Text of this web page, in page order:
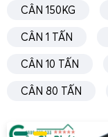
Đặt quả cân
đúng 5kg,
Thực hiện hiệu
(calibration
trên màn
kết quả chính
CÂN 150KG
CÂN 1 TẤN
CÂN 10 TẤN
CÂN 80 TẤN